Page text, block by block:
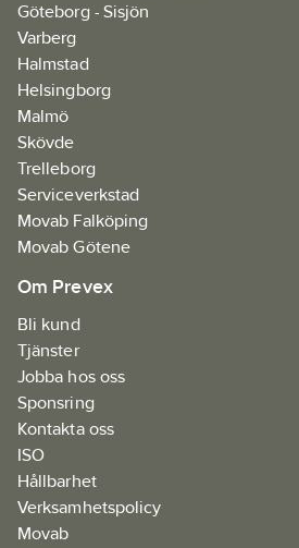
Göteborg - Sisjön
Varberg
Halmstad
Helsingborg
Malmö
Skövde
Trelleborg
Serviceverkstad
Movab Falköping
Movab Götene
Om Prevex
Bli kund
Tjänster
Jobba hos oss
Sponsring
Kontakta oss
ISO
Hållbarhet
Verksamhetspolicy
Movab